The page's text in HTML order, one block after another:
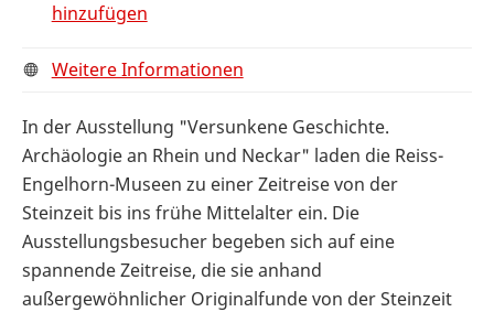
hinzufügen
Weitere Informationen
In der Ausstellung "Versunkene Geschichte.
Archäologie an Rhein und Neckar" laden die Reiss-
Engelhorn-Museen zu einer Zeitreise von der
Steinzeit bis ins frühe Mittelalter ein. Die
Ausstellungsbesucher begeben sich auf eine
spannende Zeitreise, die sie anhand
außergewöhnlicher Originalfunde von der Steinzeit